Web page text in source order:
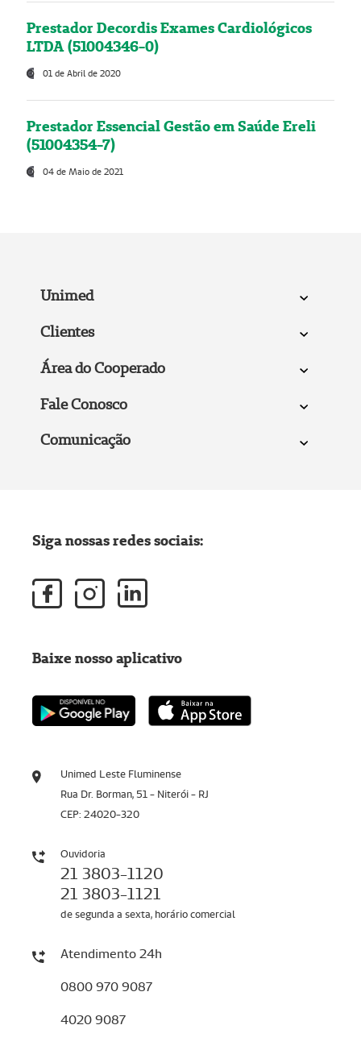
Prestador Decordis Exames Cardiológicos
LTDA (51004346-0)
01 de Abril de 2020
Prestador Essencial Gestão em Saúde Ereli
(51004354-7)
04 de Maio de 2021
Unimed
Clientes
Área do Cooperado
Fale Conosco
Comunicação
Unimed Leste Fluminense
Rua Dr. Borman, 51 - Niterói - RJ
CEP: 24020-320
Ouvidoria
21 3803-1120
21 3803-1121
de segunda a sexta, horário comercial
Atendimento 24h
0800 970 9087
4020 9087
Siga nossas redes sociais:
Baixe nosso aplicativo